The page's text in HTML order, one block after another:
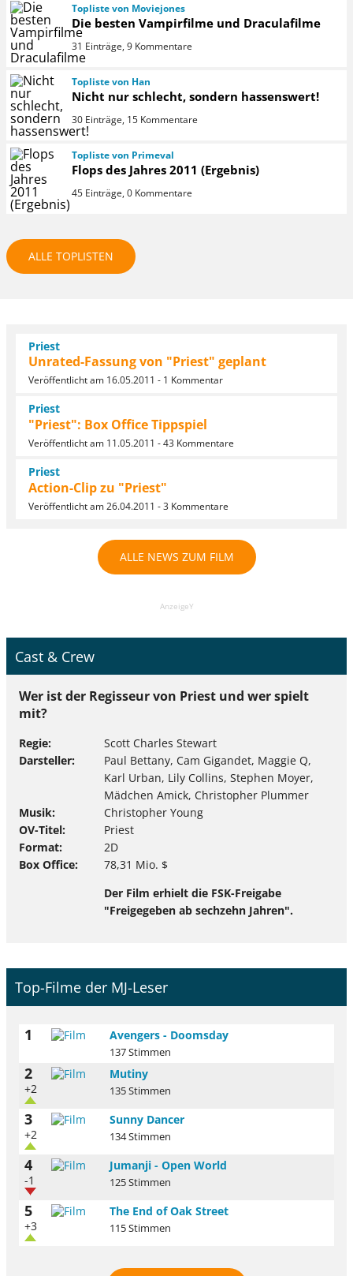
Topliste von Moviejones
Die besten Vampirfilme und Draculafilme
31 Einträge, 9 Kommentare
Topliste von Han
Nicht nur schlecht, sondern hassenswert!
30 Einträge, 15 Kommentare
Topliste von Primeval
Flops des Jahres 2011 (Ergebnis)
45 Einträge, 0 Kommentare
ALLE TOPLISTEN
Priest
Unrated-Fassung von "Priest" geplant
Veröffentlicht am 16.05.2011 - 1 Kommentar
Priest
"Priest": Box Office Tippspiel
Veröffentlicht am 11.05.2011 - 43 Kommentare
Priest
Action-Clip zu "Priest"
Veröffentlicht am 26.04.2011 - 3 Kommentare
ALLE NEWS ZUM FILM
AnzeigeY
Cast & Crew
Wer ist der Regisseur von Priest und wer spielt
mit?
Regie
Scott Charles Stewart
Darsteller
Paul Bettany, Cam Gigandet, Maggie Q,
Karl Urban, Lily Collins, Stephen Moyer,
Mädchen Amick, Christopher Plummer
Musik
Christopher Young
OV-Titel
Priest
Format
2D
Box Office
78,31 Mio. $
Der Film erhielt die FSK-Freigabe
"Freigegeben ab sechzehn Jahren".
Top-Filme der MJ-Leser
1 Avengers - Doomsday
137 Stimmen
2
+2
Mutiny
135 Stimmen
3
+2
Sunny Dancer
134 Stimmen
4
-1
Jumanji - Open World
125 Stimmen
5
+3
The End of Oak Street
115 Stimmen